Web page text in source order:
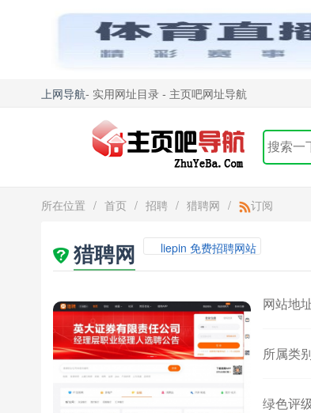
上网导航- 实用网址目录 - 主页吧网址导航
所在位置 / 首页 / 招聘 / 猎聘网 / 订阅
猎聘网 liepin 免费招聘网站
网站地
所属类
绿色评